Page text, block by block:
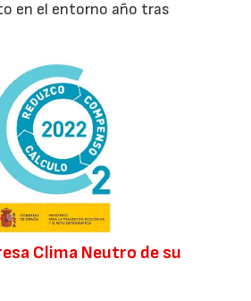
en el entorno año tras
Clima Neutro de su